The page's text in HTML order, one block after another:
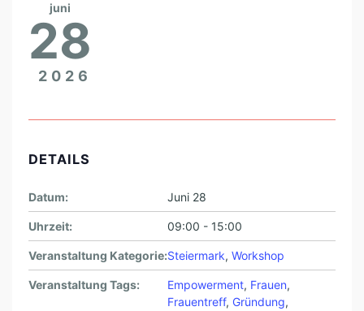
juni
28
2026
DETAILS
Datum: Juni 28
Uhrzeit: 09:00 - 15:00
Veranstaltung Kategorie:Steiermark, Workshop
Veranstaltung Tags: Empowerment, Frauen,
Frauentreff, Gründung,